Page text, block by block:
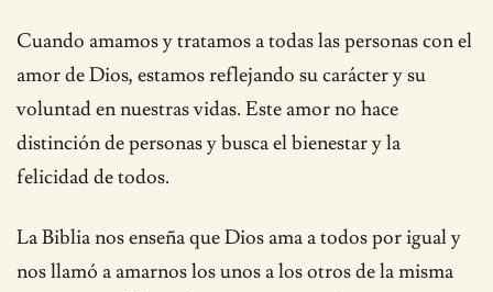
Cuando amamos y tratamos a todas las personas con el
amor de Dios, estamos reflejando su carácter y su
voluntad en nuestras vidas. Este amor no hace
distinción de personas y busca el bienestar y la
felicidad de todos.
La Biblia nos enseña que Dios ama a todos por igual y
nos llamó a amarnos los unos a los otros de la misma